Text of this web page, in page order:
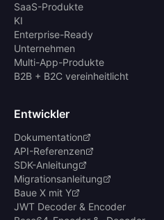
SaaS-Produkte
KI
Enterprise-Ready
Unternehmen
Multi-App-Produkte
B2B + B2C vereinheitlicht
Entwickler
Dokumentation
API-Referenzen
SDK-Anleitung
Migrationsanleitung
Baue X mit Y
JWT Decoder & Encoder